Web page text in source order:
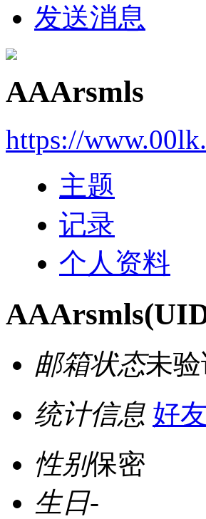
发送消息
AAArsmls
https://
主题
记录
个人资料
AAArsmls
邮箱状态未
统计信息 好
性别保密
生日-